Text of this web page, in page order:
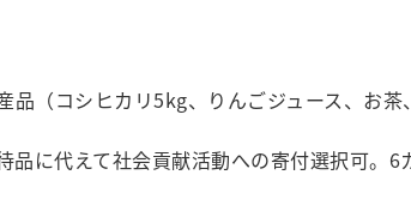
（コシヒカリ5kg、りんごジュース、お
に代えて社会貢献活動への寄付選択可。